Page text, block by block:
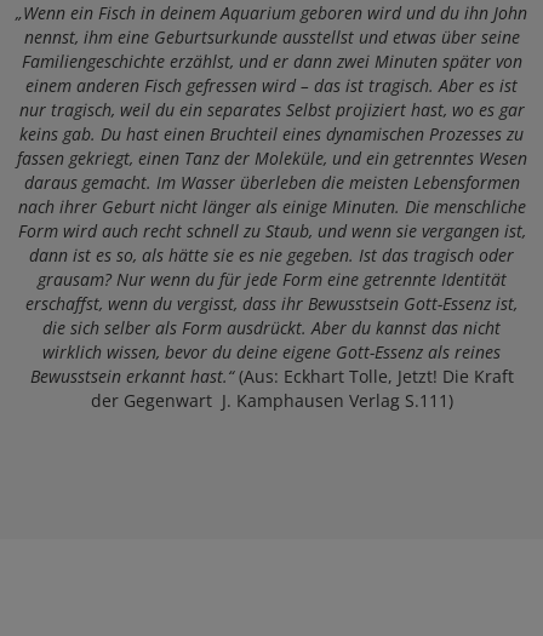
„Wenn ein Fisch in deinem Aquarium geboren wird und du ihn John
nennst, ihm eine Geburtsurkunde ausstellst und etwas über seine
Familiengeschichte erzählst, und er dann zwei Minuten später von
einem anderen Fisch gefressen wird – das ist tragisch. Aber es ist
nur tragisch, weil du ein separates Selbst projiziert hast, wo es gar
keins gab. Du hast einen Bruchteil eines dynamischen Prozesses zu
fassen gekriegt, einen Tanz der Moleküle, und ein getrenntes Wesen
daraus gemacht. Im Wasser überleben die meisten Lebensformen
nach ihrer Geburt nicht länger als einige Minuten. Die menschliche
Form wird auch recht schnell zu Staub, und wenn sie vergangen ist,
dann ist es so, als hätte sie es nie gegeben. Ist das tragisch oder
grausam? Nur wenn du für jede Form eine getrennte Identität
erschaffst, wenn du vergisst, dass ihr Bewusstsein Gott-Essenz ist,
die sich selber als Form ausdrückt. Aber du kannst das nicht
wirklich wissen, bevor du deine eigene Gott-Essenz als reines
Bewusstsein erkannt hast.“(Aus: Eckhart Tolle, Jetzt! Die Kraft
der Gegenwart J. Kamphausen Verlag S.111)